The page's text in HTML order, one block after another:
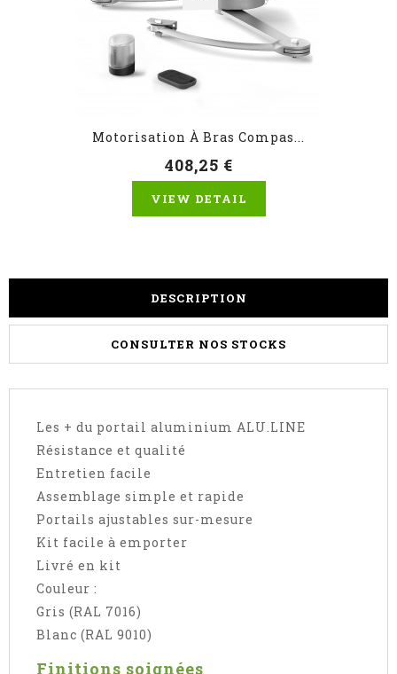
Motorisation À Bras Compas...
408,25 €
VIEW DETAIL
DESCRIPTION
CONSULTER NOS STOCKS
Les + du portail aluminium ALU.LINE
Résistance et qualité
Entretien facile
Assemblage simple et rapide
Portails ajustables sur-mesure
Kit facile à emporter
Livré en kit
Couleur :
Gris (RAL 7016)
Blanc (RAL 9010)
Finitions soignées